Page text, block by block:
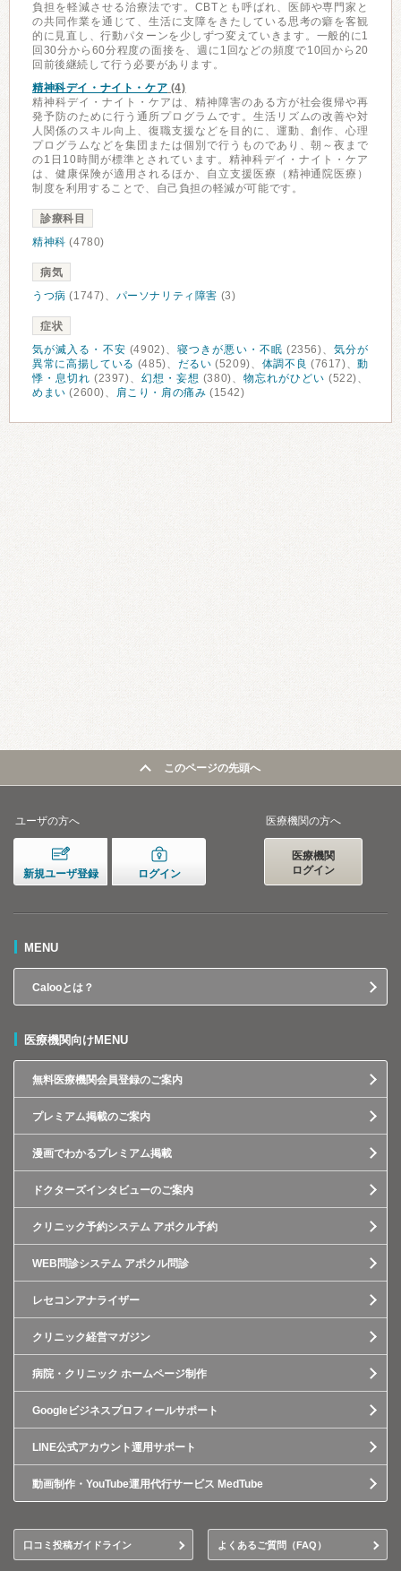
負担を軽減させる治療法です。CBTとも呼ばれ、医師や専門家と
の共同作業を通じて、生活に支障をきたしている思考の癖を客観
的に見直し、行動パターンを少しずつ変えていきます。一般的に1
回30分から60分程度の面接を、週に1回などの頻度で10回から20
回前後継続して行う必要があります。
精神科デイ・ナイト・ケア (4)
精神科デイ・ナイト・ケアは、精神障害のある方が社会復帰や再
発予防のために行う通所プログラムです。生活リズムの改善や対
人関係のスキル向上、復職支援などを目的に、運動、創作、心理
プログラムなどを集団または個別で行うものであり、朝～夜まで
の1日10時間が標準とされています。精神科デイ・ナイト・ケア
は、健康保険が適用されるほか、自立支援医療（精神通院医療）
制度を利用することで、自己負担の軽減が可能です。
診療科目
精神科 (4780)
病気
うつ病 (1747)、 パーソナリティ障害 (3)
症状
気が滅入る・不安 (4902)、寝つきが悪い・不眠 (2356)、気分が
異常に高揚している (485)、 だるい (5209)、 体調不良 (7617)、動
悸・息切れ (2397)、 幻想・妄想 (380)、物忘れがひどい (522)、
めまい (2600)、 肩こり・肩の痛み (1542)
このページの先頭へ
ユーザの方へ
新規ユーザ登録 ログイン
医療機関の方へ
医療機関
ログイン
MENU
Calooとは？
医療機関向けMENU
無料医療機関会員登録のご案内
プレミアム掲載のご案内
漫画でわかるプレミアム掲載
ドクターズインタビューのご案内
クリニック予約システム アポクル予約
WEB問診システム アポクル問診
レセコンアナライザー
クリニック経営マガジン
病院・クリニック ホームページ制作
Googleビジネスプロフィールサポート
LINE公式アカウント運用サポート
動画制作・YouTube運用代行サービス MedTube
口コミ投稿ガイドライン よくあるご質問（FAQ）